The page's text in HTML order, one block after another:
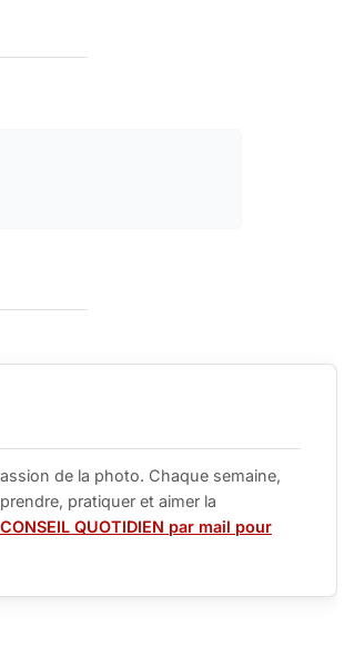
de la photo. Chaque semaine,
pratiquer et aimer la
QUOTIDIEN par mail pour